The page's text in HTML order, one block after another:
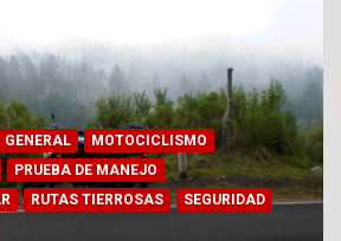
GENERAL
MOTOCICLISMO
PRUEBA DE MANEJO
RUTAS TIERROSAS
SEGURIDAD